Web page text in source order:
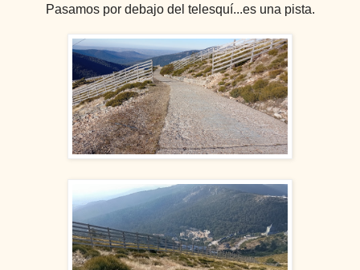
Pasamos por debajo del telesquí...es una pista.